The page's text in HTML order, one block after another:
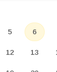
5 6
12 13